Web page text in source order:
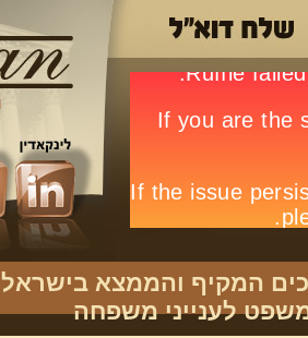
המקיף והממצא בישראל
לענייני משפחה